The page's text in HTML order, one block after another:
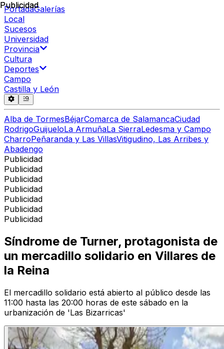
PortadaGalerías
Local
Sucesos
Universidad
Provincia
Cultura
Deportes
Campo
Castilla y León
Alba de TormesBéjarComarca de SalamancaCiudad
RodrigoGuijueloLa ArmuñaLa SierraLedesma y Campo
CharroPeñaranda y Las VillasVitigudino, Las Arribes y
Abadengo
Publicidad
Publicidad
Publicidad
Publicidad
Publicidad
Publicidad
Publicidad
Publicidad
Síndrome de Turner, protagonista de
un mercadillo solidario en Villares de
la Reina
El mercadillo solidario está abierto al público desde las
11:00 hasta las 20:00 horas de este sábado en la
urbanización de 'Las Bizarricas'
Publicidad